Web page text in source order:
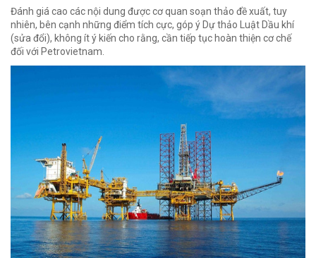
Đánh giá cao các nội dung được cơ quan soạn thảo đề xuất, tuy
nhiên, bên cạnh những điểm tích cực, góp ý Dự thảo Luật Dầu khí
(sửa đổi), không ít ý kiến cho rằng, cần tiếp tục hoàn thiện cơ chế
đối với Petrovietnam.